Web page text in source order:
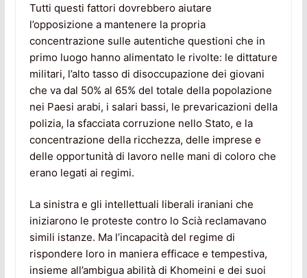
Tutti questi fattori dovrebbero aiutare
l’opposizione a mantenere la propria
concentrazione sulle autentiche questioni che in
primo luogo hanno alimentato le rivolte: le dittature
militari, l’alto tasso di disoccupazione dei giovani
che va dal 50% al 65% del totale della popolazione
nei Paesi arabi, i salari bassi, le prevaricazioni della
polizia, la sfacciata corruzione nello Stato, e la
concentrazione della ricchezza, delle imprese e
delle opportunità di lavoro nelle mani di coloro che
erano legati ai regimi.
La sinistra e gli intellettuali liberali iraniani che
iniziarono le proteste contro lo Scià reclamavano
simili istanze. Ma l’incapacità del regime di
rispondere loro in maniera efficace e tempestiva,
insieme all’ambigua abilità di Khomeini e dei suoi